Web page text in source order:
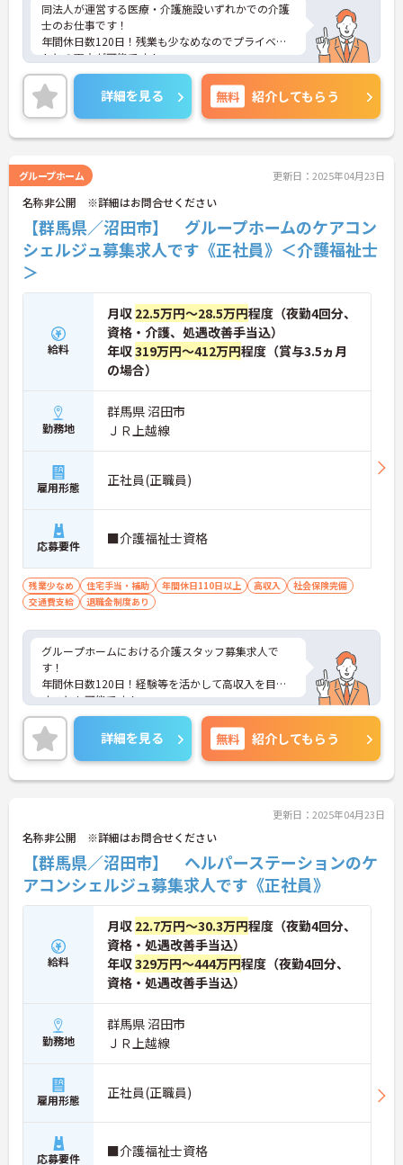
同法人が運営する医療・介護施設いずれかでの介護
士のお仕事です！
年間休日数120日！残業も少なめなのでプライベー
トとの両立が可能です！
ご興味ある方には、面接のポイントなど、さらに詳
細をお話致しますのでお気軽にご相談ください。
詳細を見る 無料 紹介してもらう
グループホーム 更新日：2025年04月23日
名称非公開 ※詳細はお問合せください
【群馬県／沼田市】 グループホームのケアコン
シェルジュ募集求人です《正社員》＜介護福祉士
＞
給料
月収 22.5万円～28.5万円程度（夜勤4回分、
資格・介護、処遇改善手当込）
年収319万円～412万円程度（賞与3.5ヵ月
の場合）
勤務地
群馬県 沼田市
ＪＲ上越線
雇用形態 正社員(正職員)
応募要件 ■介護福祉士資格
残業少なめ 住宅手当・補助 年間休日110日以上 高収入
社会保険完備
交通費支給
退職金制度あり
グループホームにおける介護スタッフ募集求人で
す！
年間休日数120日！経験等を活かして高収入を目指
すことも可能です！
ご興味ある方には、面接のポイントなど、さらに詳
細をお話致しますのでお気軽にご相談ください。
詳細を見る 無料 紹介してもらう
更新日：2025年04月23日
名称非公開 ※詳細はお問合せください
【群馬県／沼田市】 ヘルパーステーションのケ
アコンシェルジュ募集求人です《正社員》
給料
月収 22.7万円～30.3万円程度（夜勤4回分、
資格・処遇改善手当込）
年収329万円～444万円程度（夜勤4回分、
資格・処遇改善手当込）
勤務地
群馬県 沼田市
ＪＲ上越線
雇用形態 正社員(正職員)
応募要件 ■介護福祉士資格